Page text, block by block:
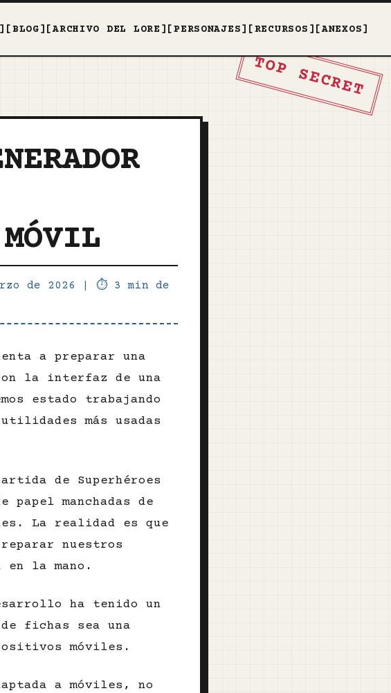
TOP SECRET
[BLOG] [ARCHIVO DEL LORE] [PERSONAJES] [RECURSOS] [ANEXOS]
de 2026
⏱️ 3 min de
a preparar una
la interfaz de una
estado trabajando
más usadas
de Superhéroes
manchadas de
La realidad es que
nuestros
en la mano.
ha tenido un
fichas sea una
móviles.
a móviles, no